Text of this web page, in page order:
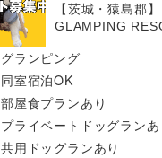
【茨城・猿島郡
GLAMPING
グランピング
同室宿泊OK
部屋食プランあり
プライベートドッグランあ
共用ドッグランあり